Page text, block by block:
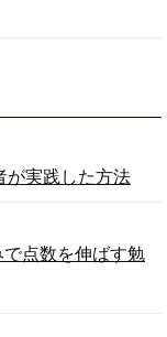
が実践した方法
点数を伸ばす勉